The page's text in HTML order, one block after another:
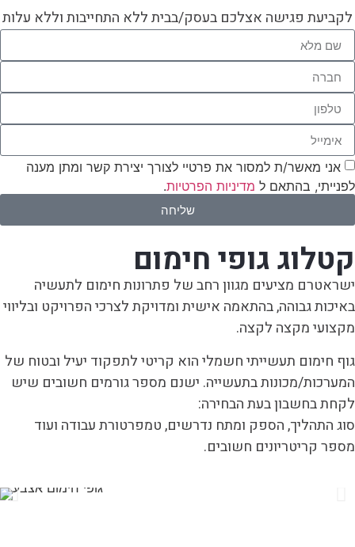
לקביעת פגישה אצלכם בעסק/בבית ללא התחייבות וללא עלות
אני מאשר/ת למסור את פרטיי לצורך יצירת קשר ומתן מענה
לפנייתי, בהתאם ל מדיניות הפרטיות.
שליחה
קטלוג גופי חימום
ישראטרם מציעים מגוון רחב של פתרונות חימום לתעשיה
באיכות גבוהה, בהתאמה אישית ומדויקת לצרכי הפרויקט ובליווי
מקצועי מקצה לקצה.
גוף חימום תעשייתי חשמלי הוא קריטי לתפקוד יעיל ובטוח של
המערכות/מכונות בתעשייה. ישנם מספר גורמים חשובים שיש
לקחת בחשבון בעת הבחירה:
סוג התהליך, הספק ומתח נדרשים, טמפרטורת עבודה ועוד
מספר קריטריונים חשובים.